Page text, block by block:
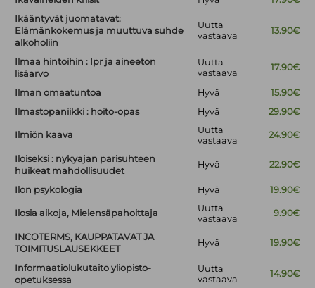
Ikääntyvät juomatavat:
Elämänkokemus ja muuttuva suhde
alkoholiin
Uutta
vastaava
13.90€
Ilmaa hintoihin : Ipr ja aineeton
lisäarvo
Uutta
vastaava
17.90€
Ilman omaatuntoa Hyvä
15.90€
Ilmastopaniikki : hoito-opas
Hyvä 29.90€
Ilmiön kaava
Uutta
vastaava
24.90€
Iloiseksi : nykyajan parisuhteen
huikeat mahdollisuudet
Hyvä 22.90€
Ilon psykologia Hyvä 19.90€
Ilosia aikoja, Mielensäpahoittaja
Uutta
vastaava
9.90€
INCOTERMS, KAUPPATAVAT JA
TOIMITUSLAUSEKKEET
Hyvä 19.90€
Informaatiolukutaito yliopisto-
opetuksessa
Uutta
vastaava
14.90€